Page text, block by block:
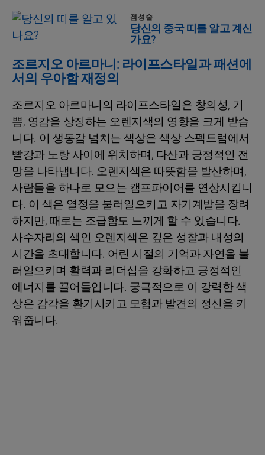
점성술
당신의 중국 띠를 알고 계신
가요?
조르지오 아르마니: 라이프스타일과 패션에
서의 우아함 재정의
조르지오 아르마니의 라이프스타일은 창의성, 기
쁨, 영감을 상징하는 오렌지색의 영향을 크게 받습
니다. 이 생동감 넘치는 색상은 색상 스펙트럼에서
빨강과 노랑 사이에 위치하며, 다산과 긍정적인 전
망을 나타냅니다. 오렌지색은 따뜻함을 발산하며,
사람들을 하나로 모으는 캠프파이어를 연상시킵니
다. 이 색은 열정을 불러일으키고 자기계발을 장려
하지만, 때로는 조급함도 느끼게 할 수 있습니다.
사수자리의 색인 오렌지색은 깊은 성찰과 내성의
시간을 초대합니다. 어린 시절의 기억과 자연을 불
러일으키며 활력과 리더십을 강화하고 긍정적인
에너지를 끌어들입니다. 궁극적으로 이 강력한 색
상은 감각을 환기시키고 모험과 발견의 정신을 키
워줍니다.